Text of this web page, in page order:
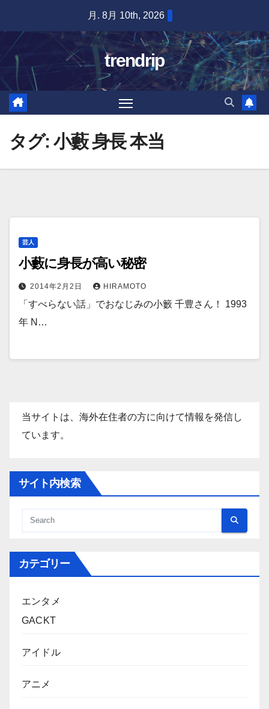
content
月. 8月 10th, 2026
trendrip
タグ: 小藪 身長 本当
芸人
小藪に身長が高い秘密
2014年2月2日 HIRAMOTO
「すべらない話」でおなじみの小籔 千豊さん！ 1993
年 N…
当サイトは、海外在住者の方に向けて情報を発信し
ています。
サイト内検索
カテゴリー
エンタメ
GACKT
アイドル
アニメ